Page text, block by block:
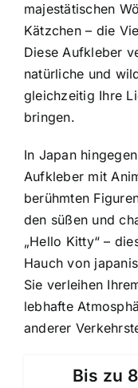
majestätischen
Kätzchen – die
Diese Aufkleber
natürliche und
gleichzeitig Ihre
bringen.
In Japan
Aufkleber mit
berühmten
den süßen und
„Hello Kitty“ –
Hauch von
Sie verleihen
lebhafte
anderer
Bis zu